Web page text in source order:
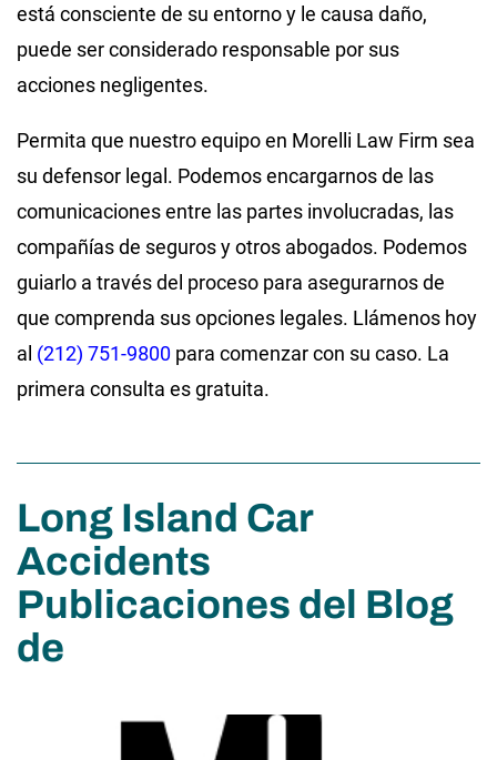
está consciente de su entorno y le causa daño,
puede ser considerado responsable por sus
acciones negligentes.
Permita que nuestro equipo en Morelli Law Firm sea
su defensor legal. Podemos encargarnos de las
comunicaciones entre las partes involucradas, las
compañías de seguros y otros abogados. Podemos
guiarlo a través del proceso para asegurarnos de
que comprenda sus opciones legales. Llámenos hoy
al (212) 751-9800 para comenzar con su caso. La
primera consulta es gratuita.
Long Island Car
Accidents
Publicaciones del Blog
de